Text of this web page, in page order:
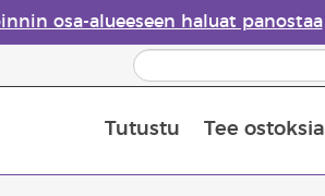
osa-alueeseen haluat panostaa
Tutustu Tee ostoksia